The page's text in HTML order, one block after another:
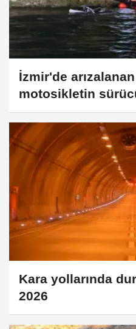
İzmir'de
motosikletin
yaşamını yitirdi
Kara yollarında
2026